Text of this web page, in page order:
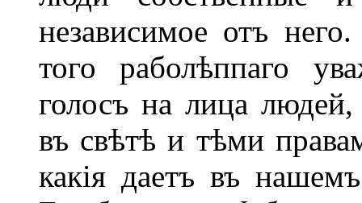
независимое отъ
того раболѣппаго
голосъ на лица
въ свѣтѣ и тѣми
какія даетъ въ